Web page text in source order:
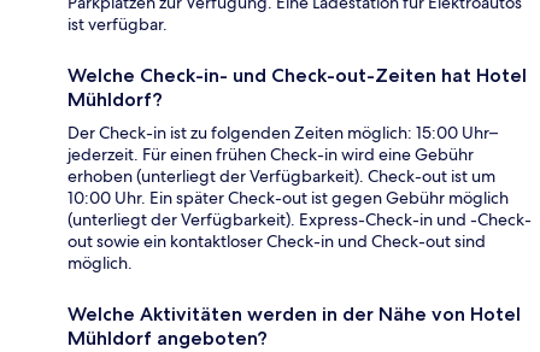
ist verfügbar.
Welche Check-in- und Check-out-Zeiten hat Hotel
Mühldorf?
Der Check-in ist zu folgenden Zeiten möglich: 15:00 Uhr–
jederzeit. Für einen frühen Check-in wird eine Gebühr
erhoben (unterliegt der Verfügbarkeit). Check-out ist um
10:00 Uhr. Ein später Check-out ist gegen Gebühr möglich
(unterliegt der Verfügbarkeit). Express-Check-in und -Check-
out sowie ein kontaktloser Check-in und Check-out sind
möglich.
Welche Aktivitäten werden in der Nähe von Hotel
Mühldorf angeboten?